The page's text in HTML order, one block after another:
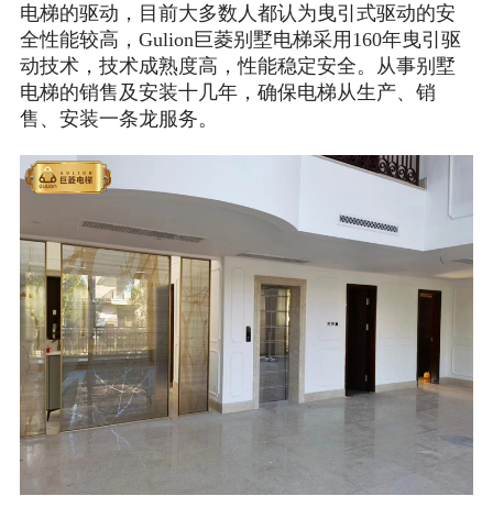
电梯的驱动，目前大多数人都认为曳引式驱动的安
全性能较高，Gulion巨菱别墅电梯采用160年曳引驱
动技术，技术成熟度高，性能稳定安全。从事别墅
电梯的销售及安装十几年，确保电梯从生产、销
售、安装一条龙服务。